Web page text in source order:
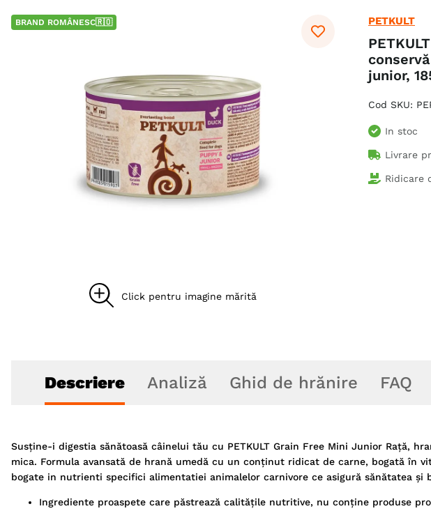
7. hypoallergenic
8. acana
9. recompense caini
brit caini
BRAND ROMÂNESC🇷🇴 PETKULT
junior,
Cod SKU:
In stoc
Livrare
Ridicare
Descriere Analiză Ghid de hrănire FAQ
Susține-i digestia sănătoasă câinelui tău cu PETKULT Grain Free Mini Junior Rață,
mica. Formula avansată de hrană umedă cu un conţinut ridicat de carne, bogată în
bogate in nutrienti specifici alimentatiei animalelor carnivore ce asigură sănătatea şi
Ingrediente proaspete care păstrează calitățile nutritive, nu conține produse